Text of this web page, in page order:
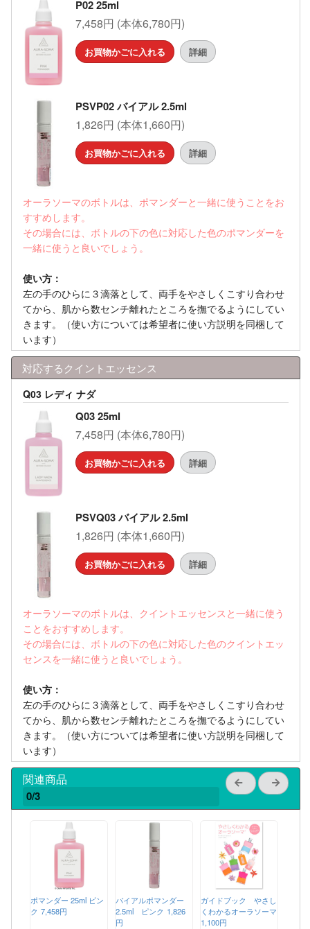
P02 25ml
7,458円 (本体6,780円)
お買物かごに入れる 詳細
PSVP02 バイアル 2.5ml
1,826円 (本体1,660円)
お買物かごに入れる 詳細
オーラソーマのボトルは、ポマンダーと一緒に使うことをお
すすめします。
その場合には、ボトルの下の色に対応した色のポマンダーを
一緒に使うと良いでしょう。
使い方：
左の手のひらに３滴落として、両手をやさしくこすり合わせ
てから、肌から数センチ離れたところを撫でるようにしてい
きます。（使い方については希望者に使い方説明を同梱して
います）
対応するクイントエッセンス
Q03 レディ ナダ
Q03 25ml
7,458円 (本体6,780円)
お買物かごに入れる 詳細
PSVQ03 バイアル 2.5ml
1,826円 (本体1,660円)
お買物かごに入れる 詳細
オーラソーマのボトルは、クイントエッセンスと一緒に使う
ことをおすすめします。
その場合には、ボトルの下の色に対応した色のクイントエッ
センスを一緒に使うと良いでしょう。
使い方：
左の手のひらに３滴落として、両手をやさしくこすり合わせ
てから、肌から数センチ離れたところを撫でるようにしてい
きます。（使い方については希望者に使い方説明を同梱して
います）
関連商品
0/3
ポマンダー 25ml ピン
ク 7,458円
バイアルポマンダー
2.5ml ピンク 1,826
円
ガイドブック やさし
くわかるオーラソーマ
1,100円